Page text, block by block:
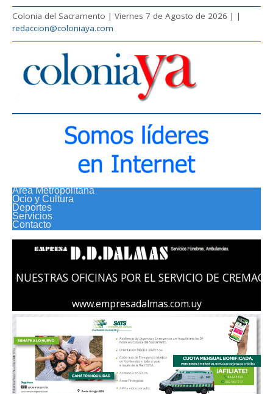
Colonia del Sacramento | Viernes 7 de Agosto de 2026 | |
redaccion@coloniaya.com
Area Metropolitana
Ocio y Cultura
Deportes
Servicios
Contacto
POR EL SERVICIO DE CREMACION EN COLONIA
www.empresadalmas.com.uy